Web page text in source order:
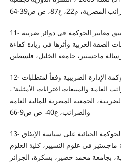
11- عمرو، بيان (2014). "مدى تطبيق معايير الحوكمة في دوائر ضريبة
الضفة الغربية وأثرها في زيادة كفاءة
12- غنيم، سامي أحمد (2006)، "حوكمة الإدارة الضريبية وفقاً لمتطلبات
العامة والمبيعات اقترابات الأمثلية"،
الجمعية المصرية للمالية العامة
والضرائب، ع40، ص ص9-66.
13- فائزة، بوخلوف (2017). "أثر الحوكمة الجبائية على سياسة الإنفاق
ماجستير في علوم التسيير، كلية العلوم